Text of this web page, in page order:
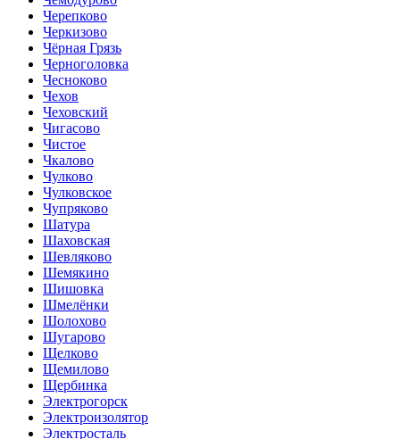
Черепково
Черкизово
Чёрная Грязь
Черноголовка
Чесноково
Чехов
Чеховский
Чигасово
Чистое
Чкалово
Чулково
Чулковское
Чупряково
Шатура
Шаховская
Шевляково
Шемякино
Шишовка
Шмелёнки
Шолохово
Шугарово
Щелково
Щемилово
Щербинка
Электрогорск
Электроизолятор
Электросталь